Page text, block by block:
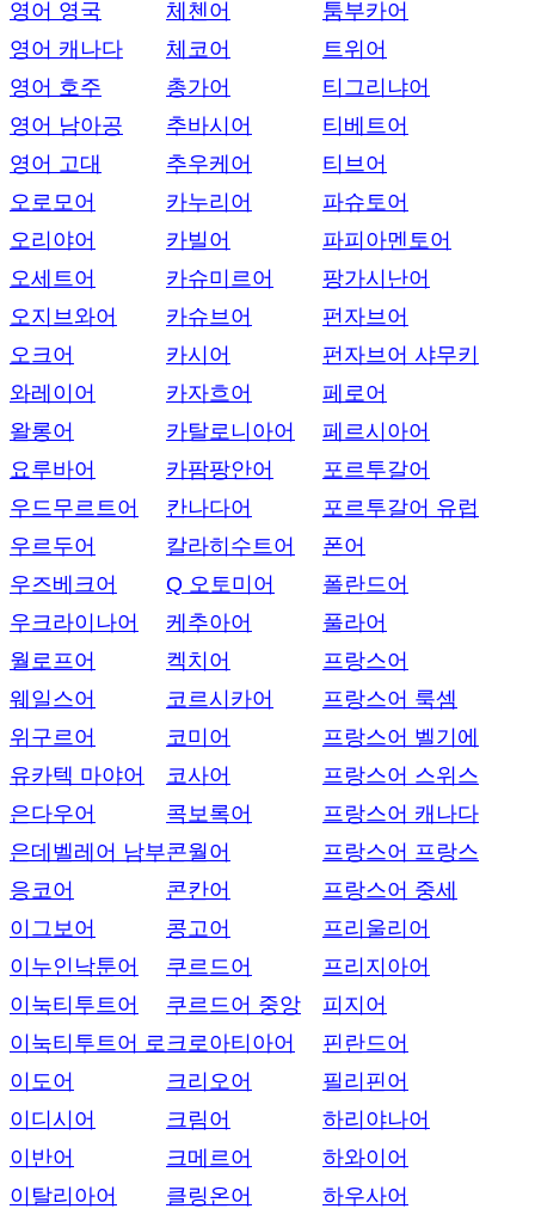
영어 영국
영어 캐나다
영어 호주
영어 남아공
영어 고대
오로모어
오리야어
오세트어
오지브와어
오크어
와레이어
왈롱어
요루바어
우드무르트어
우르두어
우즈베크어
우크라이나어
월로프어
웨일스어
위구르어
유카텍 마야어
은다우어
은데벨레어 남부
응코어
이그보어
이누인낙툰어
이눅티투트어
이눅티투트어 로
이도어
이디시어
이반어
이탈리아어
체첸어
체코어
총가어
추바시어
추우케어
카누리어
카빌어
카슈미르어
카슈브어
카시어
카자흐어
카탈로니아어
카팜팡안어
칸나다어
칼라히수트어
Q 오토미어
케추아어
켁치어
코르시카어
코미어
코사어
콕보록어
콘월어
콘칸어
콩고어
쿠르드어
쿠르드어 중앙
크로아티아어
크리오어
크림어
크메르어
클링온어
툼부카어
트위어
티그리냐어
티베트어
티브어
파슈토어
파피아멘토어
팡가시난어
펀자브어
펀자브어 샤무키
페로어
페르시아어
포르투갈어
포르투갈어 유럽
폰어
폴란드어
풀라어
프랑스어
프랑스어 룩셈
프랑스어 벨기에
프랑스어 스위스
프랑스어 캐나다
프랑스어 프랑스
프랑스어 중세
프리울리어
프리지아어
피지어
핀란드어
필리핀어
하리야나어
하와이어
하우사어